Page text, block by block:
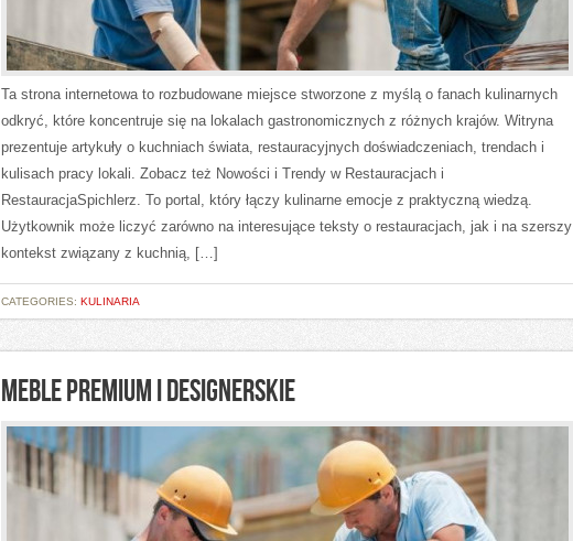
Ta strona internetowa to rozbudowane miejsce stworzone z myślą o fanach kulinarnych
odkryć, które koncentruje się na lokalach gastronomicznych z różnych krajów. Witryna
prezentuje artykuły o kuchniach świata, restauracyjnych doświadczeniach, trendach i
kulisach pracy lokali. Zobacz też Nowości i Trendy w Restauracjach i
RestauracjaSpichlerz. To portal, który łączy kulinarne emocje z praktyczną wiedzą.
Użytkownik może liczyć zarówno na interesujące teksty o restauracjach, jak i na szerszy
kontekst związany z kuchnią, […]
CATEGORIES: KULINARIA
MEBLE PREMIUM I DESIGNERSKIE